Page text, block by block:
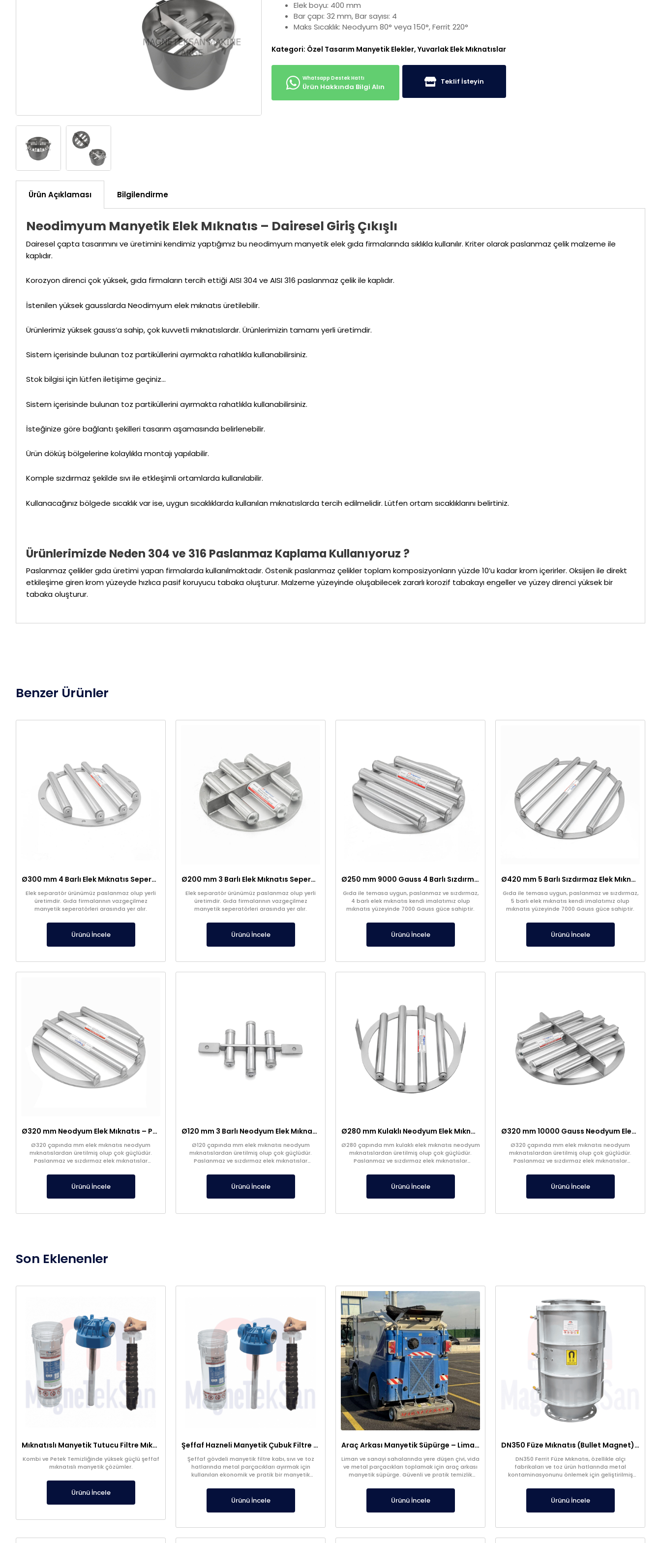
Elek boyu: 400 mm
Bar çapı: 32 mm, Bar sayısı: 4
Maks Sıcaklık: Neodyum 80° veya 150°, Ferrit 220°
Kategori: Özel Tasarım Manyetik Elekler,Yuvarlak Elek Mıknatıslar
Ürün Hakkında Bilgi Alın
Teklif İsteyin
Ürün Açıklaması Bilgilendirme
Neodimyum Manyetik Elek Mıknatıs – Dairesel Giriş Çıkışlı
Dairesel çapta tasarımını ve üretimini kendimiz yaptığımız bu neodimyum manyetik elek gıda firmalarında sıklıkla kullanılır. Kriter olarak paslanmaz çelik malzeme ile
kaplıdır.
Korozyon direnci çok yüksek, gıda firmaların tercih ettiği AISI 304 ve AISI 316 paslanmaz çelik ile kaplıdır.
İstenilen yüksek gausslarda Neodimyum elek mıknatıs üretilebilir.
Ürünlerimiz yüksek gauss’a sahip, çok kuvvetli mıknatıslardır. Ürünlerimizin tamamı yerli üretimdir.
Sistem içerisinde bulunan toz partiküllerini ayırmakta rahatlıkla kullanabilirsiniz.
Stok bilgisi için lütfen iletişime geçiniz…
Sistem içerisinde bulunan toz partiküllerini ayırmakta rahatlıkla kullanabilirsiniz.
İsteğinize göre bağlantı şekilleri tasarım aşamasında belirlenebilir.
Ürün döküş bölgelerine kolaylıkla montajı yapılabilir.
Komple sızdırmaz şekilde sıvı ile etkleşimli ortamlarda kullanılabilir.
Kullanacağınız bölgede sıcaklık var ise, uygun sıcaklıklarda kullanılan mıknatıslarda tercih edilmelidir. Lütfen ortam sıcaklıklarını belirtiniz.
Ürünlerimizde Neden 304 ve 316 Paslanmaz Kaplama Kullanıyoruz ?
Paslanmaz çelikler gıda üretimi yapan firmalarda kullanılmaktadır. Östenik paslanmaz çelikler toplam komposizyonların yüzde 10’u kadar krom içerirler. Oksijen ile direkt
etkileşime giren krom yüzeyde hızlıca pasif koruyucu tabaka oluşturur. Malzeme yüzeyinde oluşabilecek zararlı korozif tabakayı engeller ve yüzey direnci yüksek bir
tabaka oluşturur.
Benzer Ürünler
Ø300 mm 4 Barlı Elek Mıknatıs Seperatör – Neodyum Mıknatıslı
Elek separatör ürünümüz paslanmaz olup yerli
üretimdir. Gıda firmalarının vazgeçilmez
manyetik seperatörleri arasında yer alır.
Ürünü İncele
Ø200 mm 3 Barlı Elek Mıknatıs Seperatör – Neodyum Mıknatıslı
Elek separatör ürünümüz paslanmaz olup yerli
üretimdir. Gıda firmalarının vazgeçilmez
manyetik seperatörleri arasında yer alır.
Ürünü İncele
Ø250 mm 9000 Gauss 4 Barlı Sızdırmaz Elek Mıknatıs
Gıda ile temasa uygun, paslanmaz ve sızdırmaz,
4 barlı elek mıknatıs kendi imalatımız olup
mıknatıs yüzeyinde 7000 Gauss güce sahiptir.
Ürünü İncele
Ø420 mm 5 Barlı Sızdırmaz Elek Mıknatıs – Geniş Aralıklı Ceviz Hattı İçin Özel Üretim
Gıda ile temasa uygun, paslanmaz ve sızdırmaz,
5 barlı elek mıknatıs kendi imalatımız olup
mıknatıs yüzeyinde 7000 Gauss güce sahiptir.
Ürünü İncele
Ø320 mm Neodyum Elek Mıknatıs – Paslanmaz – Nohut Hattı İçin Özel Üretim – Gıda-Plastik-Hammadde Sektörlerine Uygun
Ø320 çapında mm elek mıknatıs neodyum
mıknatıslardan üretilmiş olup çok güçlüdür.
Paslanmaz ve sızdırmaz elek mıknatıslar
Ürünü İncele
Ø120 mm 3 Barlı Neodyum Elek Mıknatıs – Paslanmaz ve Gıda İle Temasa Uygun
Ø120 çapında mm elek mıknatıs neodyum
mıknatıslardan üretilmiş olup çok güçlüdür.
Paslanmaz ve sızdırmaz elek mıknatıslar
Ürünü İncele
Ø280 mm Kulaklı Neodyum Elek Mıknatıs – Paslanmaz, Gıda-Plastik-Hammadde Sektörlerine Uygun
Ø280 çapında mm kulaklı elek mıknatıs neodyum
mıknatıslardan üretilmiş olup çok güçlüdür.
Paslanmaz ve sızdırmaz elek mıknatıslar
Ürünü İncele
Ø320 mm 10000 Gauss Neodyum Elek Mıknatıs – Paslanmaz, Gıda-Plastik-Hammadde Sektörlerine Uygun
Ø320 çapında mm elek mıknatıs neodyum
mıknatıslardan üretilmiş olup çok güçlüdür.
Paslanmaz ve sızdırmaz elek mıknatıslar
Ürünü İncele
Son Eklenenler
Mıknatıslı Manyetik Tutucu Filtre Mıknatıs – Petek ve Kombi Temizliği
Kombi ve Petek Temizliğinde yüksek güçlü şeffaf
mıknatıslı manyetik çözümler.
Ürünü İncele
Şeffaf Hazneli Manyetik Çubuk Filtre – Ekonomik ve Yüksek Verimli Metal Tutucu
Şeffaf gövdeli manyetik filtre kabı, sıvı ve toz
hatlarında metal parçacıkları ayırmak için
kullanılan ekonomik ve pratik bir manyetik
kalitesini artırır ve ekipmanları korur.
Ürünü İncele
Araç Arkası Manyetik Süpürge – Liman, Fuar Alanı ve Otomotiv Fabrikaları İçin
Liman ve sanayi sahalarında yere düşen çivi, vida
ve metal parçacıkları toplamak için araç arkası
manyetik süpürge. Güvenli ve pratik temizlik
Ürünü İncele
DN350 Füze Mıknatıs (Bullet Magnet) – Toz ve Alçı Hatlarında Tıkanma Yapmaz Manyetik Seperatör
DN350 Ferrit Füze Mıknatıs, özellikle alçı
fabrikaları ve toz ürün hatlarında metal
kontaminasyonunu önlemek için geliştirilmiş
Ürünü İncele